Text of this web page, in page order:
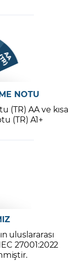
NOTU
(TR) AA ve kısa
(TR) A1+
uluslararası
27001:2022